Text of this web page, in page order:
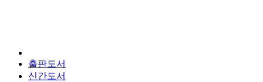
출판도서
신간도서